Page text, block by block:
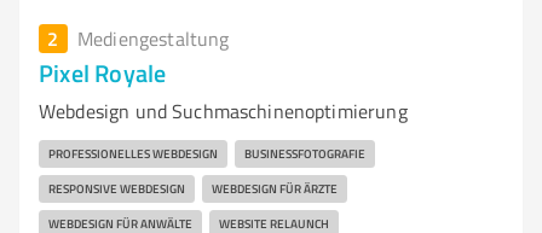
2 Mediengestaltung
Pixel Royale
Webdesign und Suchmaschinenoptimierung
PROFESSIONELLES WEBDESIGN BUSINESSFOTOGRAFIE
RESPONSIVE WEBDESIGN WEBDESIGN FÜR ÄRZTE
WEBDESIGN FÜR ANWÄLTE WEBSITE RELAUNCH